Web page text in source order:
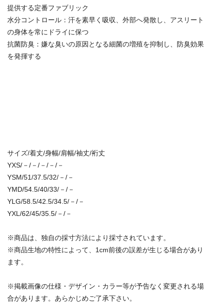
提供する定番ファブリック
水分コントロール：汗を素早く吸収、外部へ発散し、アスリート
の身体を常にドライに保つ
抗菌防臭：嫌な臭いの原因となる細菌の増殖を抑制し、防臭効果
を発揮する
サイズ/着丈/身幅/肩幅/袖丈/裄丈
YXS/－/－/－/－/－
YSM/51/37.5/32/－/－
YMD/54.5/40/33/－/－
YLG/58.5/42.5/34.5/－/－
YXL/62/45/35.5/－/－
※商品は、独自の採寸方法により採寸されています。
※商品生地の特性によって、1cm前後の誤差が生じる場合があり
ます。
※掲載画像の仕様・デザイン・カラー等が予告なく変更される場
合があります。あらかじめご了承下さい。